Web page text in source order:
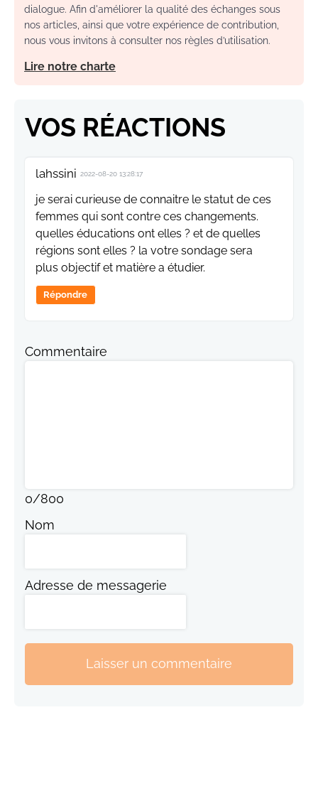
dialogue. Afin d'améliorer la qualité des échanges sous
nos articles, ainsi que votre expérience de contribution,
nous vous invitons à consulter nos règles d’utilisation.
Lire notre charte
VOS RÉACTIONS
lahssini 2022-08-20 13:28:17
je serai curieuse de connaitre le statut de ces
femmes qui sont contre ces changements.
quelles éducations ont elles ? et de quelles
régions sont elles ? la votre sondage sera
plus objectif et matière a étudier.
Répondre
Commentaire
0/800
Nom
Adresse de messagerie
Laisser un commentaire